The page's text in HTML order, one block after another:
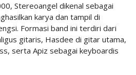
Stereoangel dikenal sebagai
karya dan tampil di
Formasi band ini terdiri dari
gitaris, Hasdee di gitar utama,
serta Apiz sebagai keyboardis